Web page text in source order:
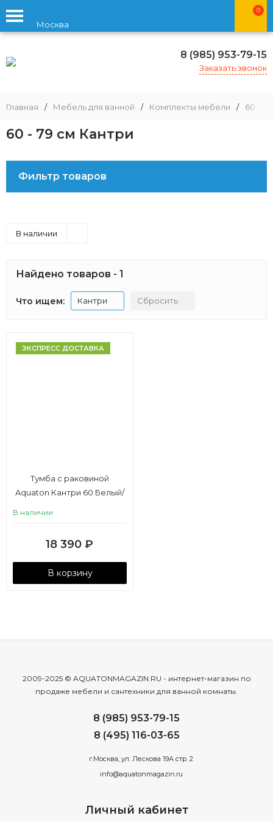
Москва
0
8 (985) 953-79-15
Заказать звонок
Главная / Мебель для ванной / Комплекты мебели / 60 -
60 - 79 см Кантри
Фильтр товаров
В наличии
Найдено товаров - 1
Что ищем: Кантри Сбросить
ЭКСПРЕСС ДОСТАВКА
Тумба с раковиной
Aquaton Кантри 60 Белый/
В наличии
18 390 ₽
В корзину
2009-2025 © AQUATONMAGAZIN.RU - интернет-магазин по
продаже мебели и сантехники для ванной комнаты.
8 (985) 953-79-15
8 (495) 116-03-65
г.Москва, ул. Лескова 19А стр. 2
info@aquatonmagazin.ru
Личный кабинет